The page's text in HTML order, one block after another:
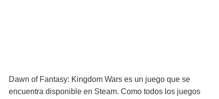
Dawn of Fantasy: Kingdom Wars es un juego que se
encuentra disponible en Steam. Como todos los juegos